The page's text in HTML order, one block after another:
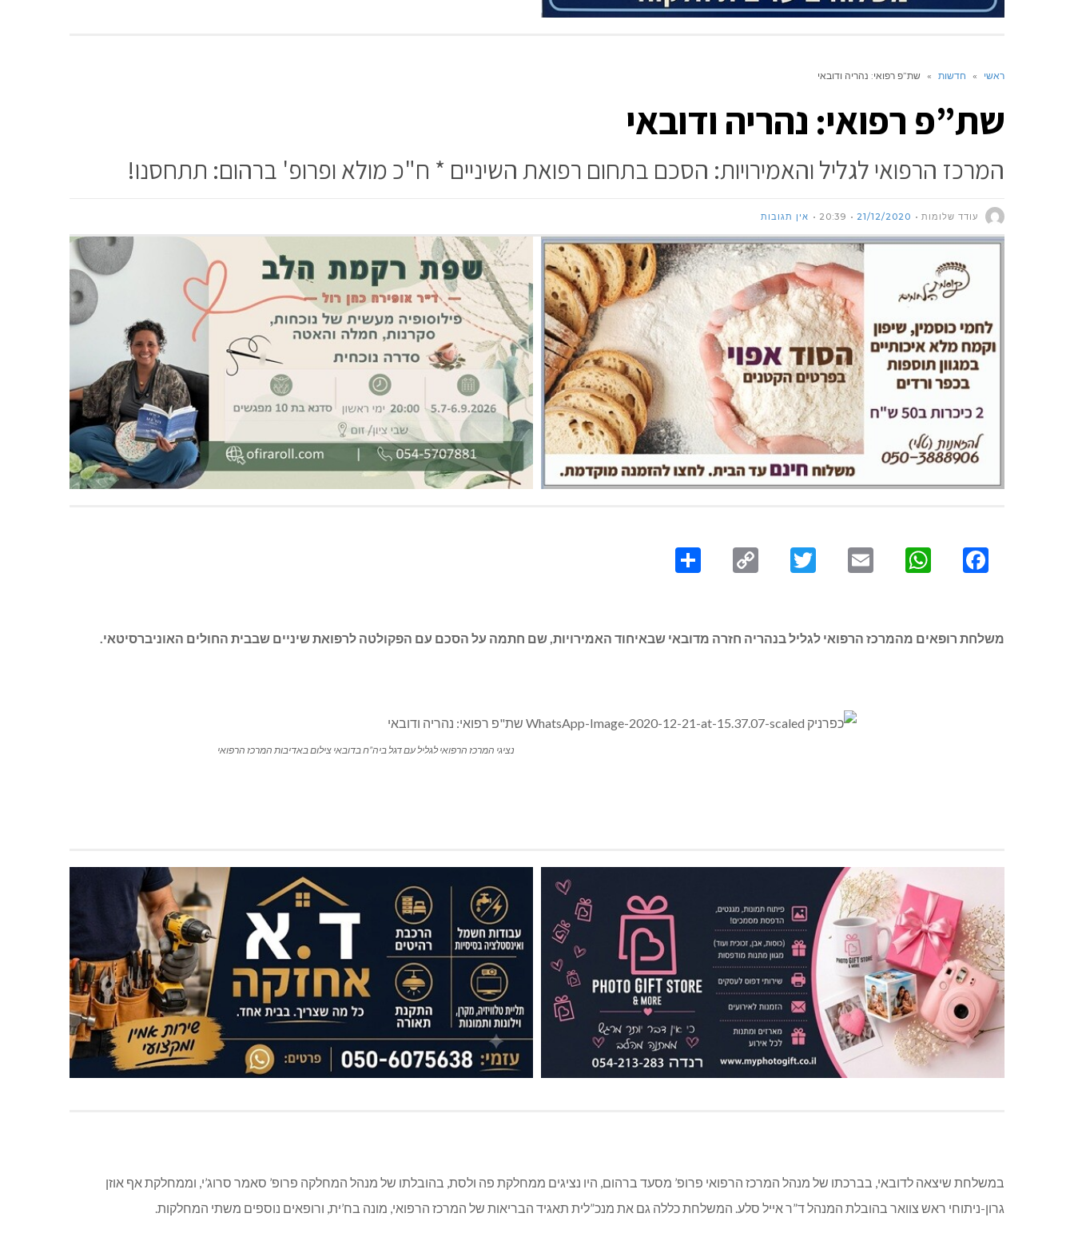
ראשי » חדשות » שת”פ רפואי: נהריה ודובאי
שת”פ רפואי: נהריה ודובאי
המרכז הרפואי לגליל והאמירויות: הסכם בתחום רפואת השיניים * ח"כ מולא ופרופ' ברהום: תתחסנו!
עודד שלומות 21/12/2020
20:39 אין תגובות
Facebook
WhatsApp
Email
Twitter
Copy
משלחת רופאים מהמרכז הרפואי לגליל בנהריה חזרה מדובאי שבאיחוד האמירויות, שם חתמה על הסכם עם הפקולטה לרפואת שיניים שבבית החולים האוניברסיטאי.
נציגי המרכז הרפואי לגליל עם דגל ביה”ח בדובאי צילום באדיבות המרכז הרפואי
במשלחת שיצאה לדובאי, בברכתו של מנהל המרכז הרפואי פרופ’ מסעד ברהום, היו נציגים ממחלקת פה ולסת, בהובלתו של מנהל המחלקה פרופ’ סאמר סרוג’י, וממחלקת אף אוזן
גרון-ניתוחי ראש צוואר בהובלת המנהל ד”ר אייל סלע. המשלחת כללה גם את מנכ”לית תאגיד הבריאות של המרכז הרפואי, מונה בח’ית, ורופאים נוספים משתי המחלקות.